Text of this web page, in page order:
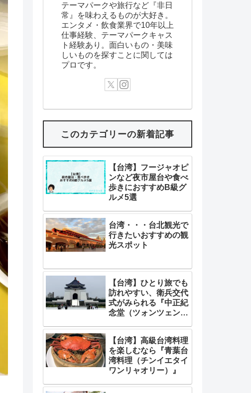
テーマパークや旅行など『非日
常』を味わえるものが大好き。
エンタメ・飲食業界で10年以上
仕事経験、テーマパークキャス
ト経験あり。面白いもの・美味
しいものを探すことに関しては
プロです。
このカテゴリーの新着記事
【台湾】フージャオピ
ンなど夜市屋台や食べ
歩きにおすすめB級グ
ルメ5選
台湾・・・台北観光で
行きたいおすすめの観
光スポット
【台湾】ひとり旅でも
訪れやすい、衛兵交代
式がみられる『中正紀
念堂（ツォンツェンチ
【台湾】高級台湾料理
を楽しむなら『青葉台
湾料理（チンイエタイ
ワンリャオリー）』